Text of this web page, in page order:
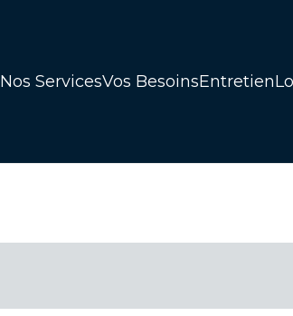
Nos ServicesVos BesoinsEntretien